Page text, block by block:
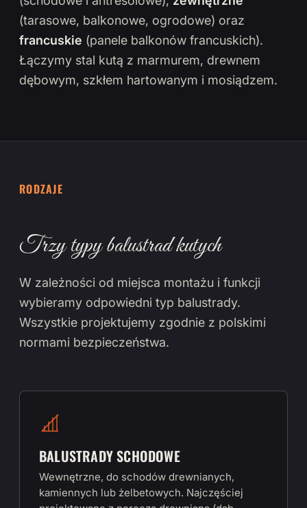
(tarasowe, balkonowe, ogrodowe) oraz
francuskie (panele balkonów francuskich).
Łączymy stal kutą z marmurem, drewnem
dębowym, szkłem hartowanym i mosiądzem.
RODZAJE
Trzy typy balustrad kutych
W zależności od miejsca montażu i funkcji
wybieramy odpowiedni typ balustrady.
Wszystkie projektujemy zgodnie z polskimi
normami bezpieczeństwa.
BALUSTRADY SCHODOWE
Wewnętrzne, do schodów drewnianych,
kamiennych lub żelbetowych. Najczęściej